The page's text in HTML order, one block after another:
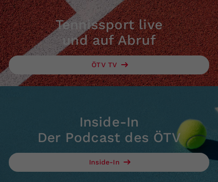
Tennissport live
und auf Abruf
ÖTV TV
Inside-In
Der Podcast des ÖTV
Inside-In